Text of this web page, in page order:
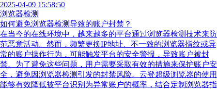
2025-04-09 15:58:50
浏览器检测
如何避免浏览器检测导致的账户封禁？
在当今的在线环境中，越来越多的平台通过浏览器检测技术来防
范恶意活动。然而，频繁更换IP地址、不一致的浏览器指纹或异
常的账户操作行为，可能触发平台的安全警报，导致账户被封
禁。为了避免这些问题，用户需要采取有效的措施来保护账户安
全，避免因浏览器检测引发的封禁风险。云登超级浏览器的使用
能够有效降低被平台识别为异常账户的概率，结合定制浏览器指